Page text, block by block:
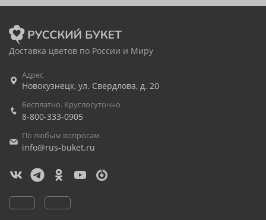
Доставка цветов по России и Миру
Адрес
Новокузнецк, ул. Свердлова, д. 20
Бесплатно. Круглосуточно
8-800-333-0905
По любым вопросам
info@rus-buket.ru